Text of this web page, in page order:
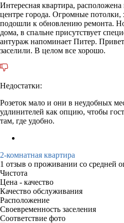
Интересная квартира,
центре города. Огромные потолки,
подошли к обновлению ремонта.
дома, в спальне присутствует
антураж напоминает Питер.
заселили. В целом все хорошо.
Недостатки:
Розеток мало и они в неудобных
удлинителей как опцию, чтобы
там, где удобно.
2-комнатная квартира
1 отзыв о проживании со средней
Чистота
Цена - качество
Качество обслуживания
Расположение
Своевременность заселения
Соответствие фото